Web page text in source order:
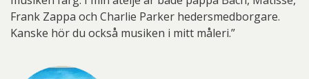
Frank Zappa och Charlie Parker hedersmedborgare.
Kanske hör du också musiken i mitt måleri.”